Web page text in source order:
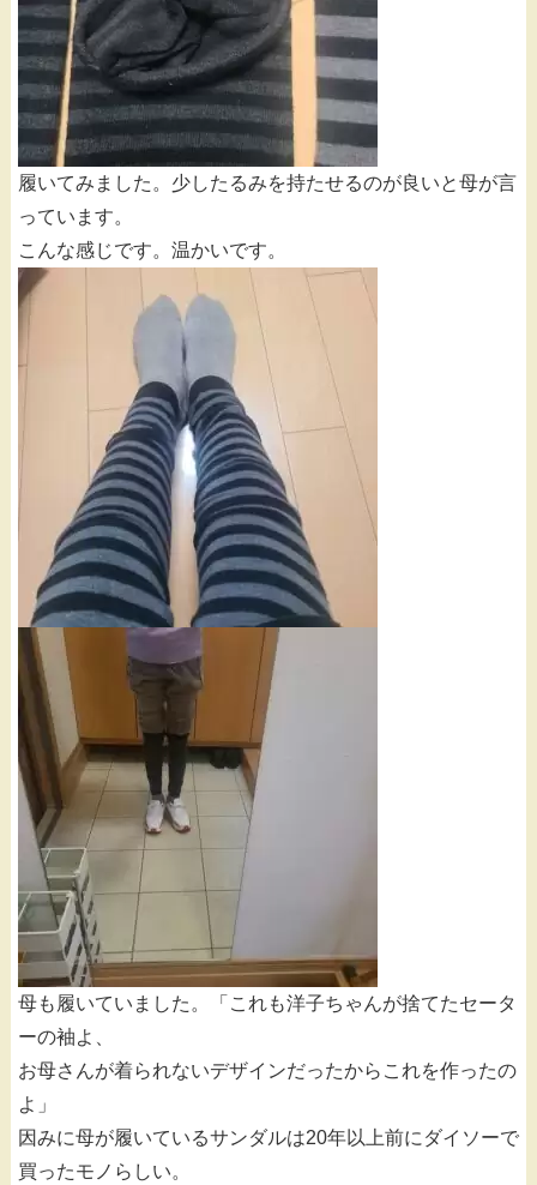
履いてみました。少したるみを持たせるのが良いと母が言
っています。
こんな感じです。温かいです。
母も履いていました。「これも洋子ちゃんが捨てたセータ
ーの袖よ、
お母さんが着られないデザインだったからこれを作ったの
よ」
因みに母が履いているサンダルは20年以上前にダイソーで
買ったモノらしい。